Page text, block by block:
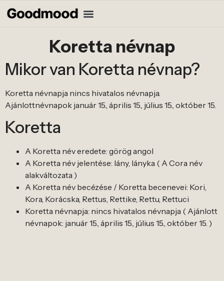
Koretta névnap
Mikor van Koretta névnap?
Koretta névnapja nincs hivatalos névnapja.
Ajánlottnévnapok január 15., április 15., július 15., október 15.
Koretta
A Koretta név eredete: görög angol
A Koretta név jelentése: lány, lányka ( A Cora név
alakváltozata )
A Koretta név becézése / Koretta becenevei: Kori,
Kora, Korácska, Rettus, Rettike, Rettu, Rettuci
Koretta névnapja: nincs hivatalos névnapja ( Ajánlott
névnapok: január 15., április 15., július 15., október 15. )